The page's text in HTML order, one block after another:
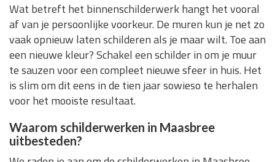
Wat betreft het binnenschilderwerk hangt het vooral
af van je persoonlijke voorkeur. De muren kun je net zo
vaak opnieuw laten schilderen als je maar wilt. Toe aan
een nieuwe kleur? Schakel een schilder in om je muur
te sauzen voor een compleet nieuwe sfeer in huis. Het
is slim om dit eens in de tien jaar sowieso te herhalen
voor het mooiste resultaat.
Waarom schilderwerken in Maasbree
uitbesteden?